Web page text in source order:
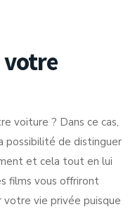
votre
voiture ? Dans ce cas,
possibilité de distinguer
et cela tout en lui
films vous offriront
vie privée puisque